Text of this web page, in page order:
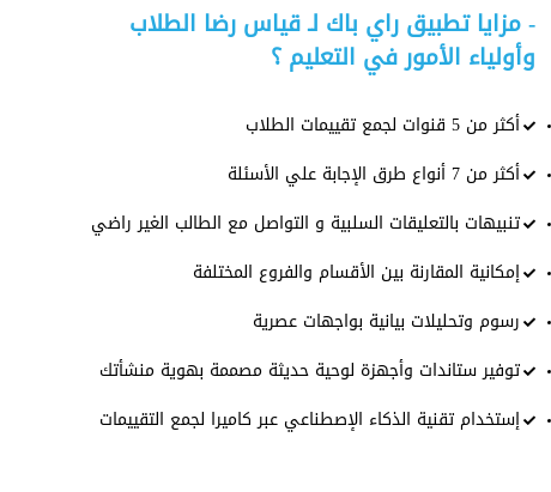
- مزايا تطبيق راي باك لـ قياس رضا الطلاب
وأولياء الأمور في التعليم ؟
أكثر من 5 قنوات لجمع تقييمات الطلاب
أكثر من 7 أنواع طرق الإجابة علي الأسئلة
تنبيهات بالتعليقات السلبية و التواصل مع الطالب الغير راضي
إمكانية المقارنة بين الأقسام والفروع المختلفة
رسوم وتحليلات بيانية بواجهات عصرية
توفير ستاندات وأجهزة لوحية حديثة مصممة بهوية منشأتك
إستخدام تقنية الذكاء الإصطناعي عبر كاميرا لجمع التقييمات